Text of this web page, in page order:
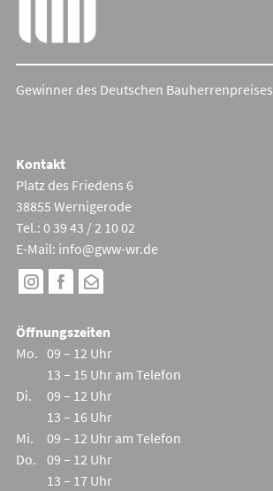
Gewinner des Deutschen Bauherrenpreises
Kontakt
Platz des Friedens 6
38855 Wernigerode
Tel.: 0 39 43 / 2 10 02
E-Mail: info@gww-wr.de
Öffnungszeiten
Mo. 09 – 12 Uhr
13 – 15 Uhr am Telefon
Di.
09 – 12 Uhr
13 – 16 Uhr
Mi.
09 – 12 Uhr am Telefon
Do.
09 – 12 Uhr
13 – 17 Uhr